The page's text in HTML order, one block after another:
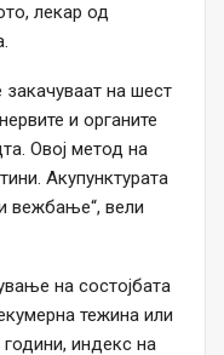
лекар од
на шест
и органите
Овој метод на
Акупунктурата
вежбање“, вели
на состојбата
тежина или
индекс на